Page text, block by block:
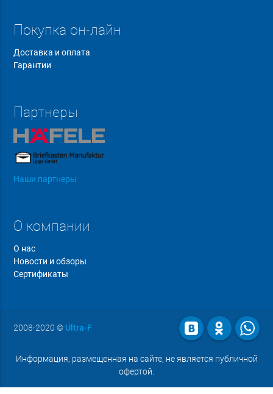
Покупка он-лайн
Доставка и оплата
Гарантии
Партнеры
Наши партнеры
О компании
О нас
Новости и обзоры
Сертификаты
2008-2020 © Ultra-F
Информация, размещенная на сайте, не является публичной
офертой.